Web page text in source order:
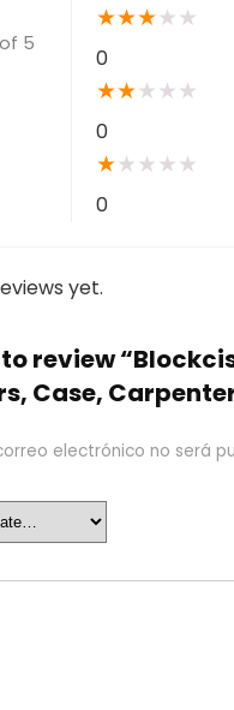
5
★★★★ ★
0
★★★ ★ ★
0
★★ ★ ★ ★
0
yet.
review
Case,
electrónico no será